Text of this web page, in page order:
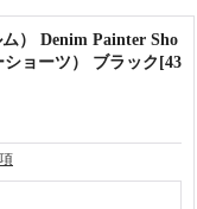
） Denim Painter Sho
ョーツ） ブラック [43